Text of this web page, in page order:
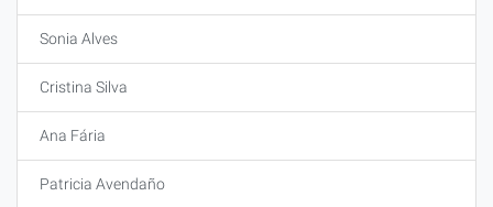
Sonia Alves
Cristina Silva
Ana Fária
Patricia Avendaño